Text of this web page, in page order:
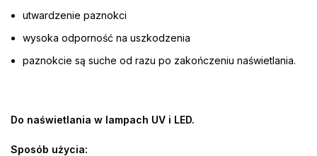
utwardzenie paznokci
wysoka odporność na uszkodzenia
paznokcie są suche od razu po zakończeniu naświetlania.
Do naświetlania w lampach UV i LED.
Sposób użycia: